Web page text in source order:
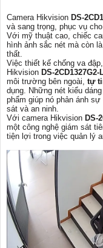
Camera Hikvision DS-
và sang trọng, phục vụ
Với mỹ thuật cao, chiếc
hình ảnh sắc nét mà còn
thất.
Việc thiết kế chống va
Hikvision DS-2CD1327G2-
môi trường bên ngoài, tự
dụng. Những nét kiểu
phẩm giúp nó phản ánh
sát và an ninh.
Với camera Hikvision DS-
một công nghệ giám sát
tiện lợi trong việc quản lý